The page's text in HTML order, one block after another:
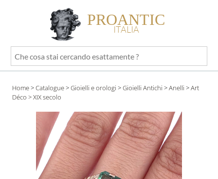
PROANTIC
ITALIA
Che
cosa
cercando
esattamente
Home>Catalogue>Gioielli e orologi >Gioielli Antichi >Anelli >Art
Déco > XIX secolo